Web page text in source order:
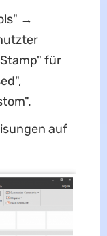
→
für
auf